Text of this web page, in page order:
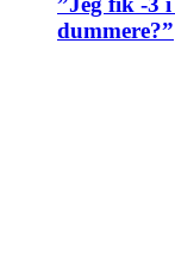
dummere?”